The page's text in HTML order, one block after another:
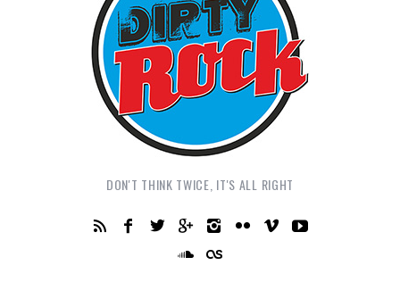
DON'T THINK TWICE, IT'S ALL RIGHT